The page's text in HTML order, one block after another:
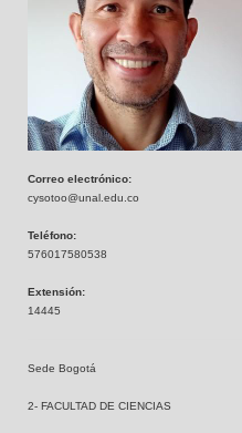
Correo electrónico:
cysotoo@unal.edu.co
Teléfono:
576017580538
Extensión:
14445
Sede Bogotá
2- FACULTAD DE CIENCIAS